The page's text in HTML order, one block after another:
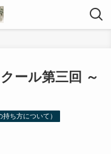
ール第三回 ～
ち方について）